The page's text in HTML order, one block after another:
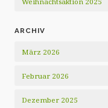
ARCHIV
März 2026
Februar 2026
Dezember 2025